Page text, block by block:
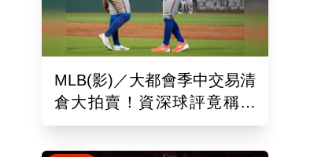
MLB(影)／大都會季中交易清
倉大拍賣！資深球評竟稱送
出的球員都是「垃圾」